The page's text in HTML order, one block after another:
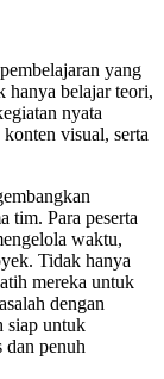
yang
hanya belajar teori,
nyata
visual, serta
tim. Para peserta
waktu,
Tidak hanya
mereka untuk
dengan
siap untuk
dan penuh